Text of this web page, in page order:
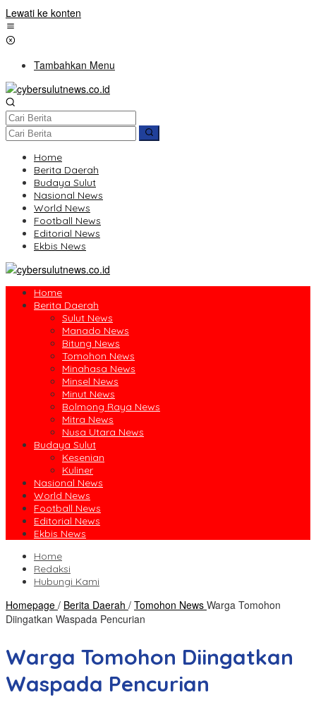
Lewati ke konten
Tambahkan Menu
Home
Berita Daerah
Budaya Sulut
Nasional News
World News
Football News
Editorial News
Ekbis News
Home
Berita Daerah
Sulut News
Manado News
Bitung News
Tomohon News
Minahasa News
Minsel News
Minut News
Bolmong Raya News
Mitra News
Nusa Utara News
Budaya Sulut
Kesenian
Kuliner
Nasional News
World News
Football News
Editorial News
Ekbis News
Home
Redaksi
Hubungi Kami
Homepage / Berita Daerah / Tomohon News Warga Tomohon
Diingatkan Waspada Pencurian
Warga Tomohon Diingatkan
Waspada Pencurian